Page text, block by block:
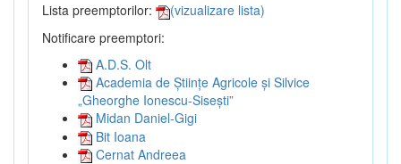
Lista preemptorilor:
(vizualizare lista)
Notificare preemptori:
A.D.S. Olt
Academia de Științe Agricole și Silvice
„Gheorghe Ionescu-Sisești”
Midan Daniel-Gigi
Bit Ioana
Cernat Andreea